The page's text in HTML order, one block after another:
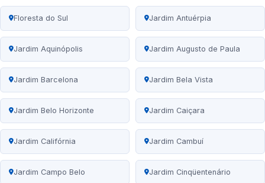
Floresta do Sul Jardim Antuérpia
Jardim Aquinópolis Jardim Augusto de Paula
Jardim Barcelona Jardim Bela Vista
Jardim Belo Horizonte Jardim Caiçara
Jardim Califórnia Jardim Cambuí
Jardim Campo Belo Jardim Cinqüentenário